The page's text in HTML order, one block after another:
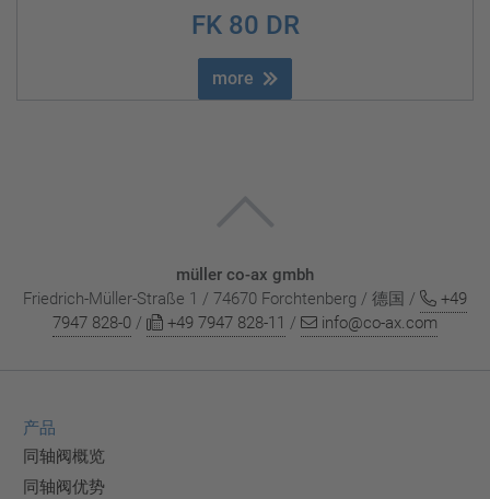
FK 80 DR
more
müller co-ax gmbh
Friedrich-Müller-Straße 1 / 74670 Forchtenberg / 德国 /
+49
7947 828-0 / +49 7947 828-11 / info@co-ax.com
产品
同轴阀概览
同轴阀优势